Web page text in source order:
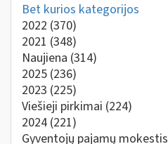
Bet kurios kategorijos
2022 (370)
2021 (348)
Naujiena (314)
2025 (236)
2023 (225)
Viešieji pirkimai (224)
2024 (221)
Gyventojų pajamų mokestis